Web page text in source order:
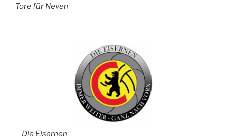
Tore für Neven
Die Eisernen